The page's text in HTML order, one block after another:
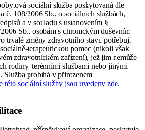
sociální služba poskytovaná dle
č. 108/2006 Sb., o sociálních službách,
a v souladu s ustanovením §
Sb., osobám s chronickým duševním
trvalé změny zdravotního stavu potřebují
terapeutickou pomoc (nikoli však
zdravotnickém zařízení), jež jim nemůže
rodiny, terénními službami nebo jinými
Služba probíhá v přirozeném
této sociální služby jsou uvedeny zde.